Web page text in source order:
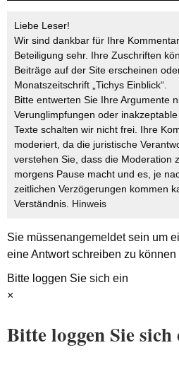
Liebe Leser!
Wir sind dankbar für Ihre
Beteiligung sehr. Ihre Zuschriften
Beiträge auf der Site erscheinen
Monatszeitschrift „Tichys Einblick“.
Bitte entwerten Sie Ihre Argumente
Verunglimpfungen oder
Texte schalten wir nicht frei. Ihre
moderiert, da die juristische
verstehen Sie, dass die Moderation
morgens Pause macht und es, je
zeitlichen Verzögerungen kommen
Verständnis. Hinweis
Sie müssenangemeldetsein um
eine Antwort schreiben zu können
Bitte loggen Sie sich ein
×
Bitte loggen Sie sich